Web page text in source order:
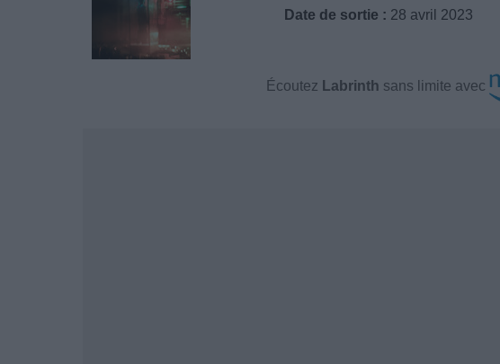
Date de sortie : 28 avril 2023
Écoutez Labrinth sans limite avec